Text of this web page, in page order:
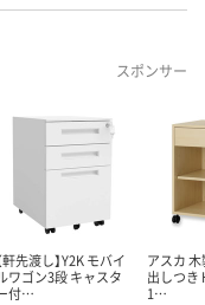
スポンサー
軒先渡し】Y2K モバイ
ワゴン3段 キャスタ
付…
アスカ
出しつき
1…